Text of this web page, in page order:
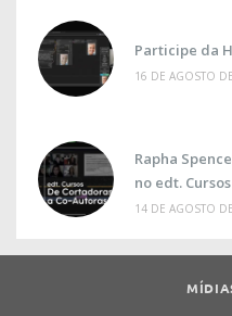
Participe da
16 DE AGOSTO
Rapha
no edt. Cursos
14 DE AGOSTO